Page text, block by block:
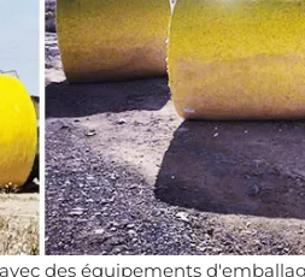
des équipements